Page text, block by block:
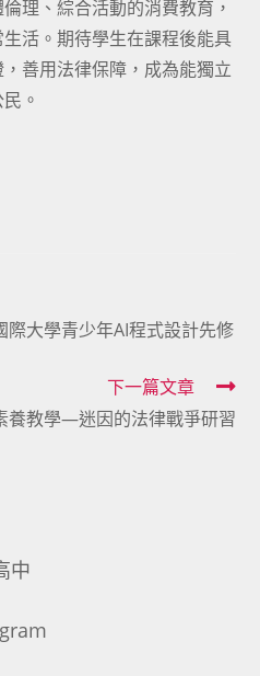
理、綜合活動的消費教育，
活。期待學生在課程後能具
善用法律保障，成為能獨立
。
際大學青少年AI程式設計先修
下一篇文章
養教學—迷因的法律戰爭研習
中